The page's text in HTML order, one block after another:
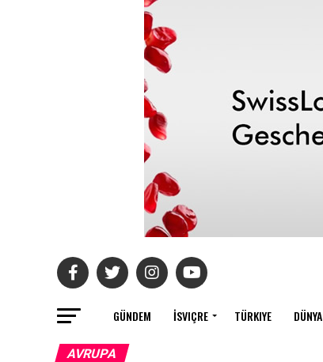
GÜNDEM İSVIÇRE TÜRKIYE DÜNYA
AVRUPA